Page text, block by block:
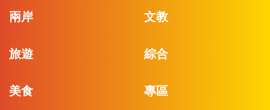
兩岸 文教
旅遊 綜合
美食 專區